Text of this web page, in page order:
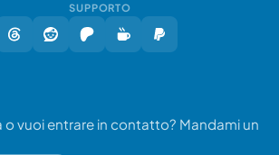
SUPPORTO
o vuoi entrare in contatto? Mandami un